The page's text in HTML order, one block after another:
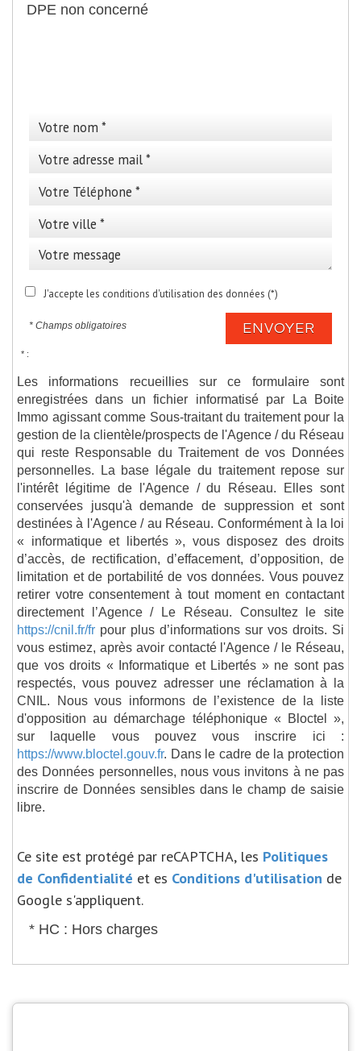
DPE non concerné
J'accepte les conditions d'utilisation des données (*)
* Champs obligatoires ENVOYER
* :
Les informations recueillies sur ce formulaire sont
enregistrées dans un fichier informatisé par La Boite
Immo agissant comme Sous-traitant du traitement pour la
gestion de la clientèle/prospects de l'Agence / du Réseau
qui reste Responsable du Traitement de vos Données
personnelles. La base légale du traitement repose sur
l'intérêt légitime de l'Agence / du Réseau. Elles sont
conservées jusqu'à demande de suppression et sont
destinées à l'Agence / au Réseau. Conformément à la loi
« informatique et libertés », vous disposez des droits
d’accès, de rectification, d’effacement, d’opposition, de
limitation et de portabilité de vos données. Vous pouvez
retirer votre consentement à tout moment en contactant
directement l’Agence / Le Réseau. Consultez le site
https://cnil.fr/fr pour plus d’informations sur vos droits. Si
vous estimez, après avoir contacté l'Agence / le Réseau,
que vos droits « Informatique et Libertés » ne sont pas
respectés, vous pouvez adresser une réclamation à la
CNIL. Nous vous informons de l’existence de la liste
d'opposition au démarchage téléphonique « Bloctel »,
sur laquelle vous pouvez vous inscrire ici :
https://www.bloctel.gouv.fr. Dans le cadre de la protection
des Données personnelles, nous vous invitons à ne pas
inscrire de Données sensibles dans le champ de saisie
libre.
Ce site est protégé par reCAPTCHA, les Politiques
de Confidentialité et es Conditions d'utilisation de
Google s'appliquent.
* HC : Hors charges